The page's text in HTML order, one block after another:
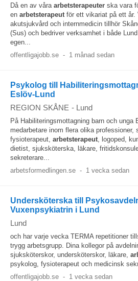
Då en av våra arbetsterapeuter ska vara
en arbetsterapeutför ett vikariat på ett år.
akutsjukvård och internmedicin tillhör
(Sus) och bedriver verksamhet i både
egen...
offentligajobb.se - 1 månad sedan
Psykolog till
Eslöv-Lund
REGION SKÅNE - Lund
På Habiliteringsmottagning barn och unga
medarbetare inom flera olika professioner,
fysioterapeut, arbetsterapeut, logoped,
dietist, sjuksköterska, läkare,
sekreterare...
arbetsformedlingen.se - 1 vecka sedan
Undersköterska till
Vuxenpsykiatrin i Lund
Lund
och har varje vecka TERMA repetitioner
trygg arbetsgrupp. Dina kollegor på
sjuksköterskor, undersköterskor, läkare,
psykolog, fysioterapeut och medicinsk
offentligajobb.se - 1 vecka sedan